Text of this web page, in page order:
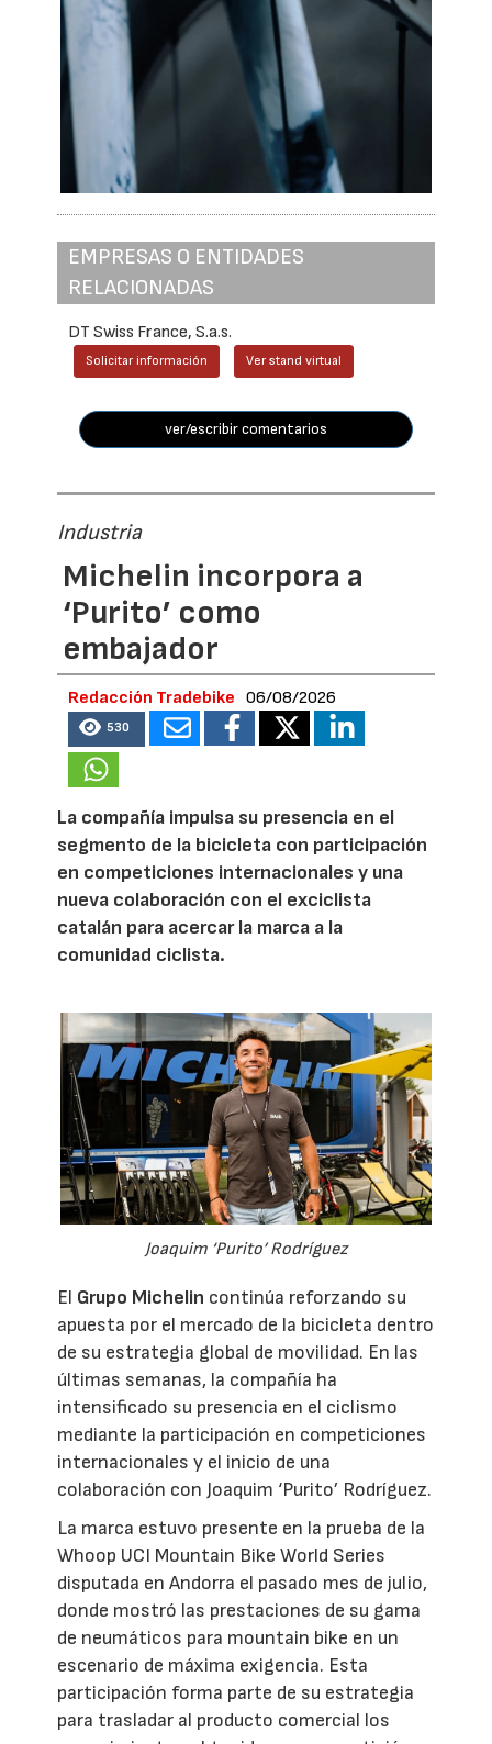
EMPRESAS O ENTIDADES
RELACIONADAS
DT Swiss France, S.a.s.
Solicitar información Ver stand virtual
ver/escribir comentarios
Industria
Michelin incorpora a
‘Purito’ como
embajador
Redacción Tradebike 06/08/2026
530
La compañía impulsa su presencia en el
segmento de la bicicleta con participación
en competiciones internacionales y una
nueva colaboración con el exciclista
catalán para acercar la marca a la
comunidad ciclista.
Joaquim ‘Purito’ Rodríguez
El Grupo Michelin continúa reforzando su
apuesta por el mercado de la bicicleta dentro
de su estrategia global de movilidad. En las
últimas semanas, la compañía ha
intensificado su presencia en el ciclismo
mediante la participación en competiciones
internacionales y el inicio de una
colaboración con Joaquim ‘Purito’ Rodríguez.
La marca estuvo presente en la prueba de la
Whoop UCI Mountain Bike World Series
disputada en Andorra el pasado mes de julio,
donde mostró las prestaciones de su gama
de neumáticos para mountain bike en un
escenario de máxima exigencia. Esta
participación forma parte de su estrategia
para trasladar al producto comercial los